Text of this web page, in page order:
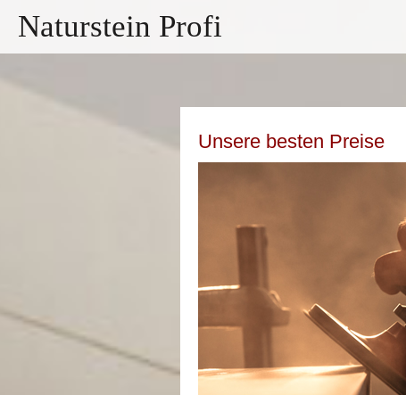
Naturstein Profi
Unsere besten Preise